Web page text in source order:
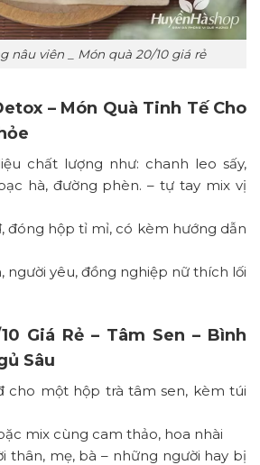
nâu viên _ Món quà 20/10 giá rẻ
– Món Quà Tinh Tế Cho
chất lượng như: chanh leo sấy,
hà, đường phèn. – tự tay mix vị
đóng hộp tỉ mỉ, có kèm hướng dẫn
người yêu, đồng nghiệp nữ thích lối
Giá Rẻ – Tâm Sen – Bình
Sâu
cho một hộp trà tâm sen, kèm túi
mix cùng cam thảo, hoa nhài
thân, mẹ, bà – những người hay bị